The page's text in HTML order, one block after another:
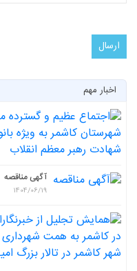
اخبار مهم
آگهی مناقصه
1404/06/19